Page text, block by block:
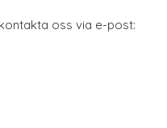
oss via e-post: